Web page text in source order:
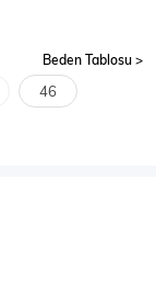
Beden Tablosu
46